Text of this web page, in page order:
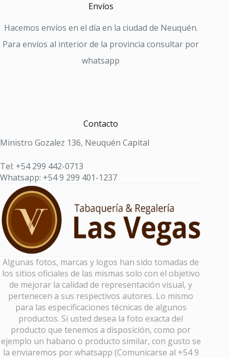
Envíos
Hacemos envíos en el día en la ciudad de Neuquén.
Para envíos al interior de la provincia consultar por
whatsapp
Contacto
Ministro Gozalez 136, Neuquén Capital
Tel: +54 299 442-0713
Whatsapp: +54 9 299 401-1237
Algunas fotos, marcas y logos han sido tomadas de
los sitios oficiales de las mismas solo con el objetivo
de mejorar la calidad de representación visual, y
pertenecen a sus respectivos autores. Lo mismo
para las especificaciones técnicas de algunos
productos. Si usted desea la foto exacta del
producto que tenemos a disposición, como por
ejemplo un habano o producto similar, con gusto se
la enviaremos por whatsapp (Comunicarse al +54 9